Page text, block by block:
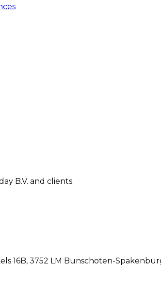
B.V. and clients.
16B, 3752 LM Bunschoten-